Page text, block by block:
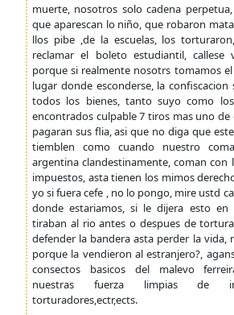
muerte, nosotros solo cadena
que aparescan lo niño, que robaron
llos pibe ,de la escuelas, los
reclamar el boleto estudiantil,
porque si realmente nosotrs tomamos
lugar donde esconderse, la
todos los bienes, tanto suyo como
encontrados culpable 7 tiros mas uno de
pagaran sus flia, asi que no diga que
tiemblen como cuando nuestro
argentina clandestinamente, coman con
impuestos, asta tienen los mimos
yo si fuera cefe , no lo pongo, mire ustd
donde estariamos, si le dijera esto en
tiraban al rio antes o despues de
defender la bandera asta perder la vida,
porque la vendieron al estranjero?,
consectos basicos del malevo
nuestras fuerza limpias de
torturadores,ectr,ects.